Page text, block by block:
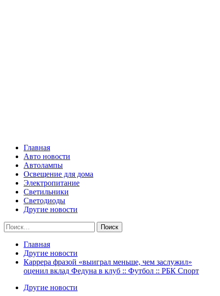
Главная
Авто новости
Автолампы
Освещение для дома
Электропитание
Светильники
Светодиоды
Другие новости
Найти:
Главная
Другие новости
Каррера фразой «выиграл меньше, чем заслужил»
оценил вклад Федуна в клуб :: Футбол :: РБК Спорт
Другие новости